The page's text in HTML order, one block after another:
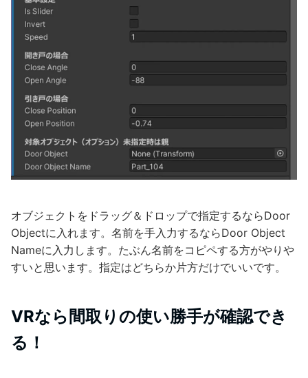
オブジェクトをドラッグ＆ドロップで指定するならDoor
Objectに入れます。名前を手入力するならDoor Object
Nameに入力します。たぶん名前をコピペする方がやりや
すいと思います。指定はどちらか片方だけでいいです。
VRなら間取りの使い勝手が確認でき
る！